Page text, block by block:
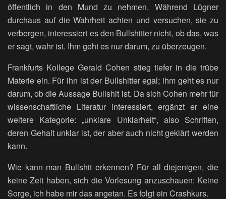
öffentlich in den Mund zu nehmen. Während Lügner
durchaus auf die Wahrheit achten und versuchen, sie zu
verbergen, interessiert es den Bullshitter nicht, ob das, was
er sagt, wahr ist. Ihm geht es nur darum, zu überzeugen.
Frankfurts Kollege Gerald Cohen stieg tiefer in die trübe
Materie ein. Für ihn ist der Bullshitter egal; ihm geht es nur
darum, ob die Aussage Bullshit ist. Da sich Cohen mehr für
wissenschaftliche Literatur interessiert, ergänzt er eine
weitere Kategorie: „unklare Unklarheit“, also Schriften,
deren Gehalt unklar ist, der aber auch nicht geklärt werden
kann.
Wie kann man Bullshit erkennen? Für all diejenigen, die
keine Zeit haben, sich die Vorlesung anzuschauen: Keine
Sorge, ich habe mir das angetan. Es folgt ein Crashkurs.